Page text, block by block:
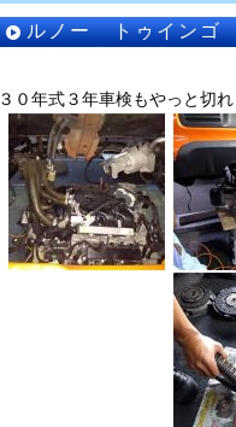
ルノー トゥインゴ
３０年式３年車検もやっと切